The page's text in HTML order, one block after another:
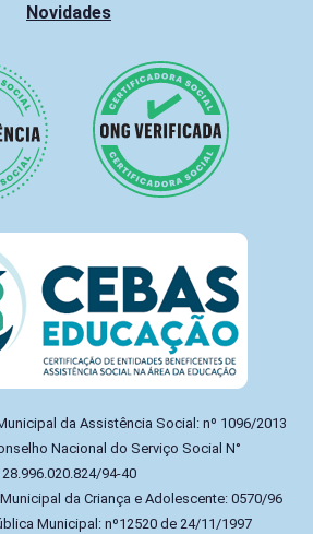
Novidades
da Assistência Social: nº 1096/2013
Nacional do Serviço Social N°
28.996.020.824/94-40
da Criança e Adolescente: 0570/96
Municipal: nº12520 de 24/11/1997